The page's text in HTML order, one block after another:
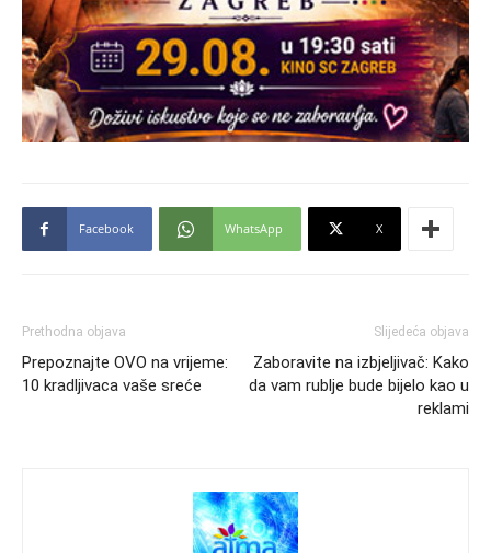
Facebook WhatsApp X
Prethodna objava
Prepoznajte OVO na vrijeme:
10 kradljivaca vaše sreće
Slijedeća objava
Zaboravite na izbjeljivač: Kako
da vam rublje bude bijelo kao u
reklami